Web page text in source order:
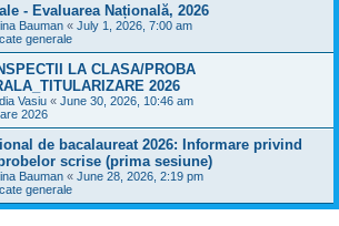
- Evaluarea Națională, 2026
Bauman « July 1, 2026, 7:00 am
generale
LA CLASA/PROBA
2026
Vasiu « June 30, 2026, 10:46 am
2026
de bacalaureat 2026: Informare privind
scrise (prima sesiune)
Bauman « June 28, 2026, 2:19 pm
generale